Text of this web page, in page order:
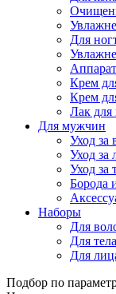
Для
Крем
Крем
Лак для
Для мужчин
Уход за
Уход за
Уход за
Борода
Наборы
Для
Для тела
Для
Подбор по